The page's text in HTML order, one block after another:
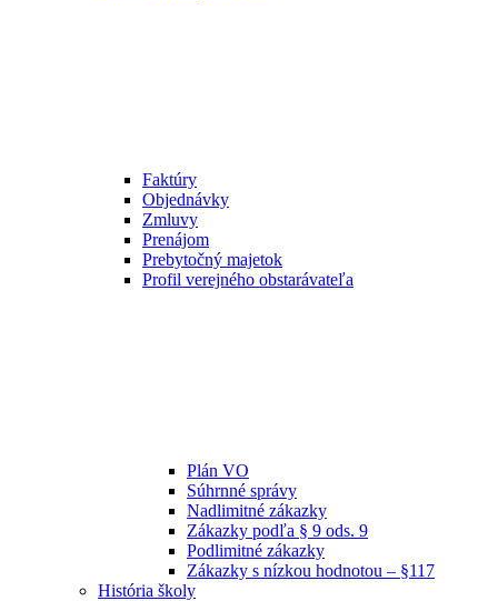
Faktúry
Objednávky
Zmluvy
Prenájom
Prebytočný majetok
Profil verejného obstarávateľa
Plán VO
Súhrnné správy
Nadlimitné zákazky
Zákazky podľa § 9 ods. 9
Podlimitné zákazky
Zákazky s nízkou hodnotou – §117
História školy